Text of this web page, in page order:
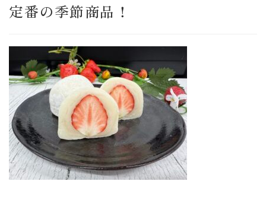
定番の季節商品！